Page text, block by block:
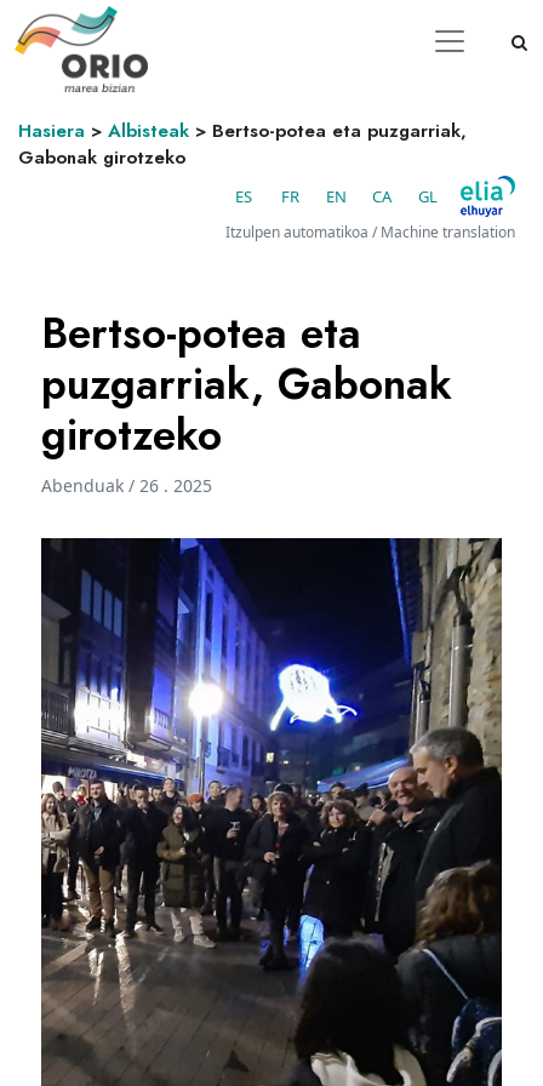
Hasiera > Albisteak > Bertso-potea eta puzgarriak,
Gabonak girotzeko
ES FR EN CA GL
Itzulpen automatikoa / Machine translation
Bertso-potea eta
puzgarriak, Gabonak
girotzeko
Abenduak / 26 . 2025